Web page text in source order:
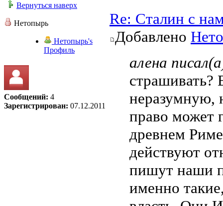
Вернуться наверх
Нетопырь
Нетопырь's
Профиль
Сообщений: 4
Зарегистрирован: 07.12.2011
Re: Сталин с
Добавлено
алена
неразумную,
право может
древнем
действуют
пишут наши
именно